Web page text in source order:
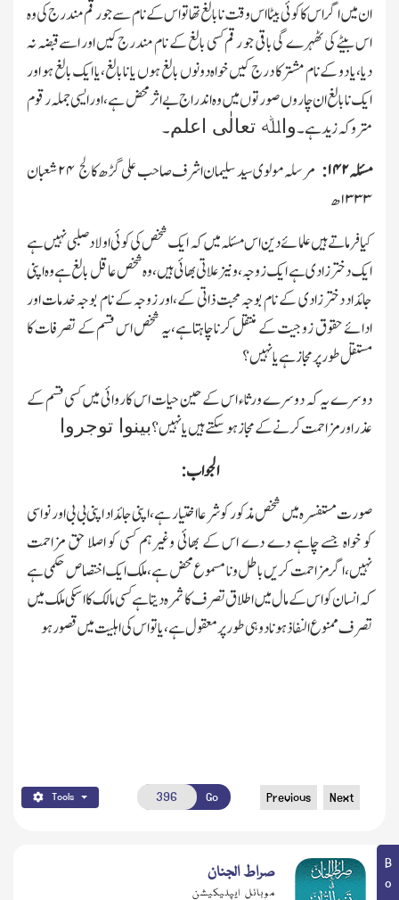
ان میں اگر اس کا کوئی بیٹا اس وقت نابالغ تھا تو اس کے نام سے جو رقم مندرج کی وہ
اس بیٹے کی ٹھہرے گی باقی جو رقم کسی بالغ کے نام مندرج کیں اور اسے قبضہ نہ
دیا،یا دو کے نام مشترکا درج کیں خواہ دونوں بالغ ہوں یا نابالغ،یا ایك بالغ ہو اور
ایك نابالغ ان چاروں صورتوں میں وہ اندراج بے اثر محض ہے،اور ایسی جملہ رقوم
متروکہ زید ہے۔واﷲ تعالٰی اعلم۔
مسئلہ۱۴۲: مرسلہ مولوی سید سلیمان اشرف صاحب علی گڑھ کالج۲۴شعبان
۱۳۳۳ھ
کیا فرماتے ہیں علمائے دین اس مسئلہ میں کہ ایك شخص کی کوئی اولاد صلبی نہیں ہے
ایك دختر زادی ہے ایك زوجہ،ونیز علاتی بھائی ہیں،وہ شخص عاقل بالغ ہے وہ اپنی
جائداد دختر زادی کے نام بوجہ محبت ذاتی کے،اور زوجہ کے نام بوجہ خدمات اور
ادائے حقوق زوجیت کے منتقل کرنا چاہتاہے،یہ شخص اس قسم کے تصرفات کا
مستقل طور پر مجاز ہے یانہیں؟
دوسرے یہ کہ دوسرے ورثاء اس کے حین حیات اس کاروائی میں کسی قسم کے
عذر اور مزاحمت کرنے کے مجاز ہوسکتے ہیں یا نہیں؟بینوا توجروا
الجواب:
صورت مستفسرہ میں شخص مذکور کوشرعا اختیار ہے،اپنی جائداد اپنی بی بی اور نواسی
کو خواہ جسے چاہے دے دے اس کے بھائی وغیرہم کسی کو اصلا حق مزاحمت
نہیں،اگر مزاحمت کریں باطل ونامسموع محض ہے،ملك ایك اختصاص حکمی ہے
کہ انسان کو اس کے مال میں اطلاق تصرف کا ثمرہ دیتاہے کسی مالك کا اسکی ملك میں
تصرف ممنوع النفاذ ہونا دوہی طور پر معقول ہے،یا تو اس کی اہلیت میں قصور ہو
Tools Go Previous Next
صراط الجنان
موبائل ایپلیکیشن